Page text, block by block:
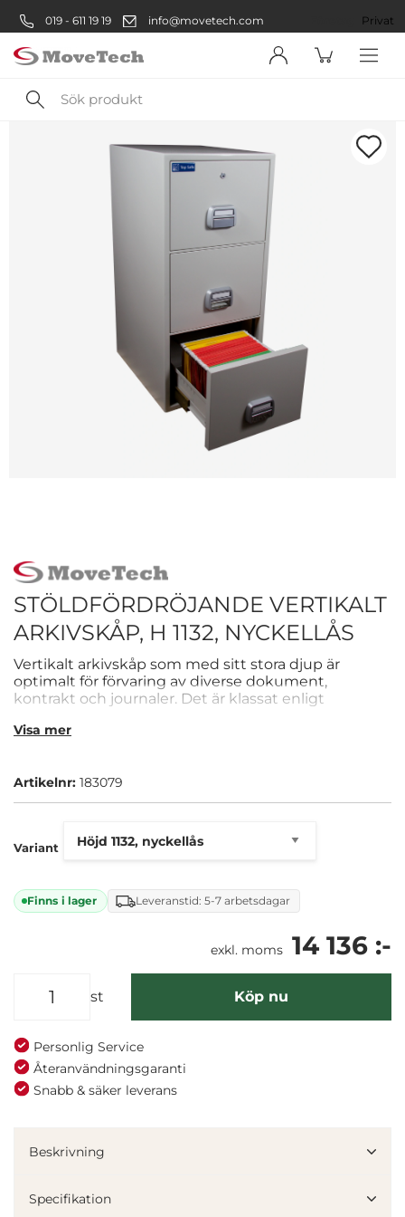
och annonserna till användarna, tillhandahålla funktioner
vidarebefordrar även sådana identifierare och annan
019 - 611 19 19 info@movetech.com Privat
Sök
produkt
STÖLDFÖRDRÖJANDE VERTIKALT
ARKIVSKÅP, H 1132, NYCKELLÅS
Vertikalt arkivskåp som med sitt stora djup är
optimalt för förvaring av diverse dokument,
kontrakt och journaler. Det är klassat enligt
Skåpet är inrett med mappskenor.
Visa mer
Artikelnr: 183079
Variant
Finns i lager Leveranstid: 5-7 arbetsdagar
exkl. moms 14 136 :-
st Köp nu
Personlig Service
Återanvändningsgaranti
Snabb & säker leverans
Beskrivning
Specifikation
Välkommen! Välj hur du vill
Företag
Privatperson